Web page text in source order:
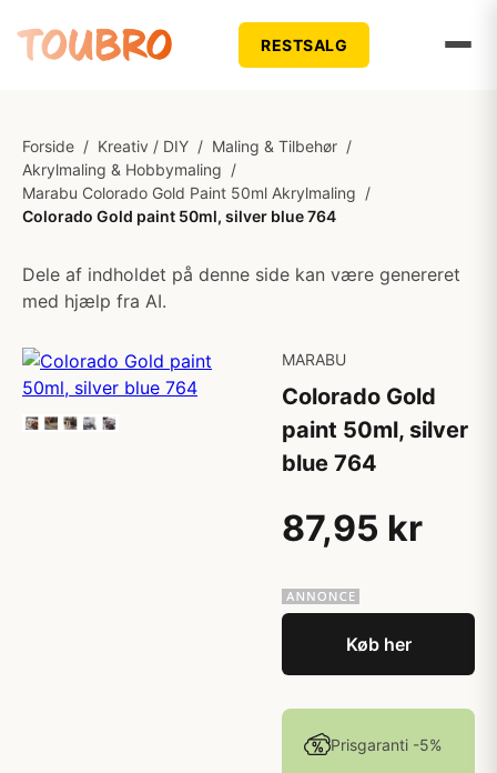
RESTSALG
Forside / Kreativ / DIY / Maling & Tilbehør /
Akrylmaling & Hobbymaling /
Marabu Colorado Gold Paint 50ml Akrylmaling /
Colorado Gold paint 50ml, silver blue 764
Dele af indholdet på denne side kan være genereret
med hjælp fra AI.
MARABU
Colorado Gold
paint 50ml, silver
blue 764
87,95 kr
Køb her
Prisgaranti -5%